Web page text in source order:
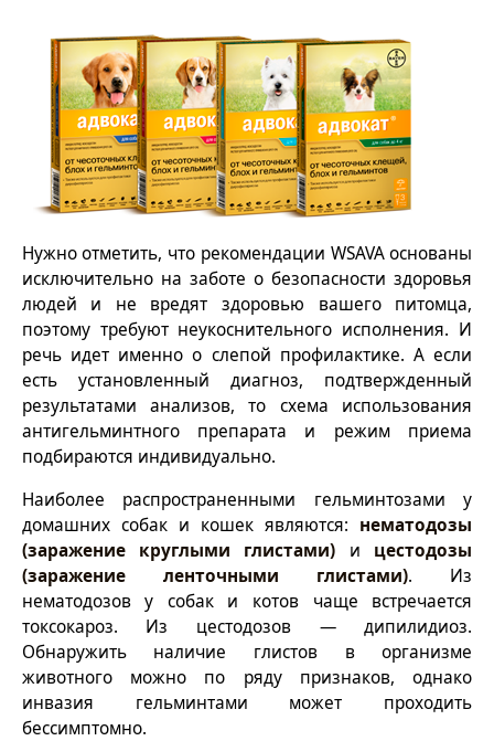
Нужно отметить, что рекомендации WSAVA основаны
исключительно на заботе о безопасности здоровья
людей и не вредят здоровью вашего питомца,
поэтому требуют неукоснительного исполнения. И
речь идет именно о слепой профилактике. А если
есть установленный диагноз, подтвержденный
результатами анализов, то схема использования
антигельминтного препарата и режим приема
подбираются индивидуально.
Наиболее распространенными гельминтозами у
домашних собак и кошек являются: нематодозы
(заражение круглыми глистами) и цестодозы
(заражение ленточными глистами). Из
нематодозов у собак и котов чаще встречается
токсокароз. Из цестодозов — дипилидиоз.
Обнаружить наличие глистов в организме
животного можно по ряду признаков, однако
инвазия гельминтами может проходить
бессимптомно.